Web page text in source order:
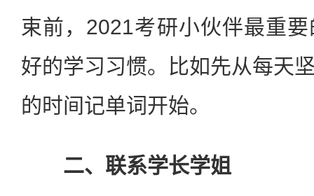
束前，2021考研小伙伴最重
好的学习习惯。比如先从每天
的时间记单词开始。
二、联系学长学姐